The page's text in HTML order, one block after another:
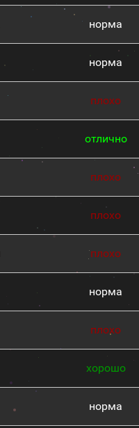
норма
норма
плохо
отлично
плохо
плохо
плохо
норма
плохо
хорошо
норма